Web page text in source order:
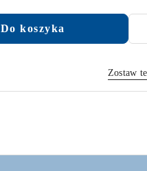
Do koszyka
Zostaw